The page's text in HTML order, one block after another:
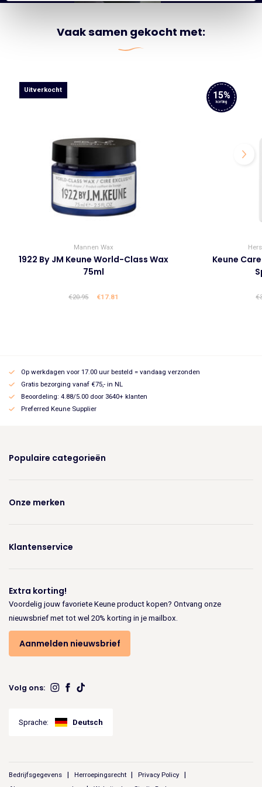
Vaak samen gekocht met:
Uitverkocht
Mannen Wax
1922 By JM Keune World-Class Wax
75ml
€20.95
Oorspronkelijke
€17.81
15%
korting
Keune
€
Op werkdagen voor 17.00 uur besteld = vandaag verzonden
Gratis bezorging vanaf €75,- in NL
Beoordeling: 4.88/5.00 door 3640+ klanten
Preferred Keune Supplier
Populaire categorieën
Onze merken
Klantenservice
Extra korting!
Voordelig jouw favoriete Keune product kopen? Ontvang onze
nieuwsbrief met tot wel 20% korting in je mailbox.
Aanmelden nieuwsbrief
Volg ons:
Sprache: Deutsch
Bedrijfsgegevens Herroepingsrecht
Privacy Policy